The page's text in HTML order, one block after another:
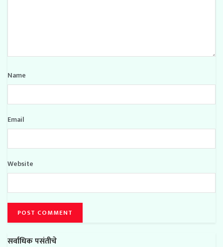
Name
Email
Website
सर्वाधिक पसंतीचे